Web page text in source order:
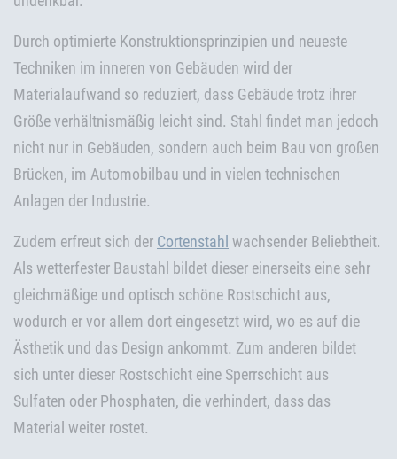
Durch optimierte Konstruktionsprinzipien und neueste
Techniken im inneren von Gebäuden wird der
Materialaufwand so reduziert, dass Gebäude trotz ihrer
Größe verhältnismäßig leicht sind. Stahl findet man jedoch
nicht nur in Gebäuden, sondern auch beim Bau von großen
Brücken, im Automobilbau und in vielen technischen
Anlagen der Industrie.
Zudem erfreut sich der Cortenstahl wachsender Beliebtheit.
Als wetterfester Baustahl bildet dieser einerseits eine sehr
gleichmäßige und optisch schöne Rostschicht aus,
wodurch er vor allem dort eingesetzt wird, wo es auf die
Ästhetik und das Design ankommt. Zum anderen bildet
sich unter dieser Rostschicht eine Sperrschicht aus
Sulfaten oder Phosphaten, die verhindert, dass das
Material weiter rostet.